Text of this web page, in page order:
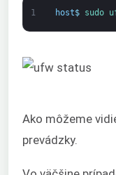
1 host$ sudo
Ako môžeme
prevádzky.